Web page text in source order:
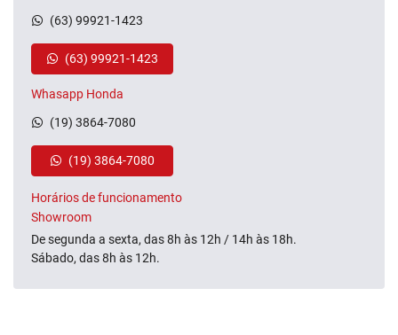
(63) 99921-1423
(63) 99921-1423
Whasapp Honda
(19) 3864-7080
(19) 3864-7080
Horários de funcionamento
Showroom
De segunda a sexta, das 8h às 12h / 14h às 18h.
Sábado, das 8h às 12h.